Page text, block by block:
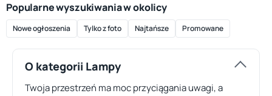
Popularne wyszukiwania w okolicy
Nowe ogłoszenia Tylko z foto Najtańsze Promowane
O kategorii Lampy
Twoja przestrzeń ma moc przyciągania uwagi, a